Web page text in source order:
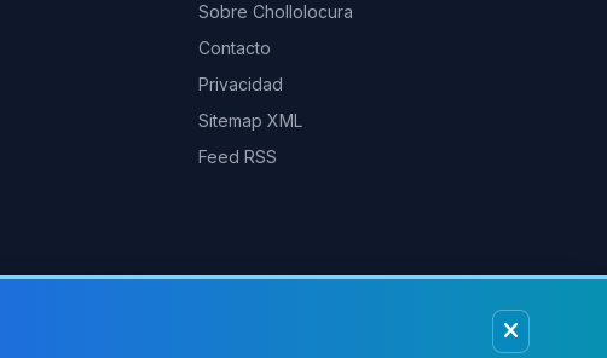
Sobre Chollolocura
Contacto
Privacidad
Sitemap XML
Feed RSS
Como afiliados de Amazon, PC Componentes y otras tiendas podemos